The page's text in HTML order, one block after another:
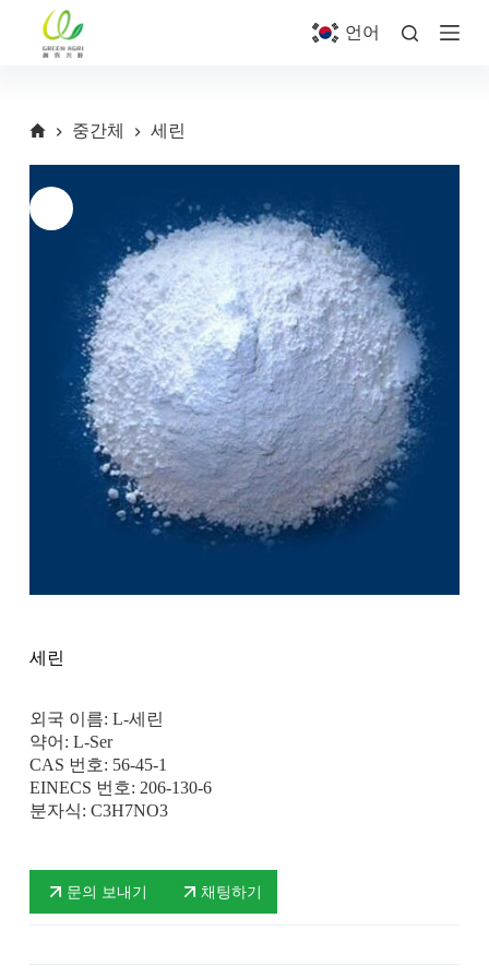
언어
중간체 세린
세린
외국 이름: L-세린
약어: L-Ser
CAS 번호: 56-45-1
EINECS 번호: 206-130-6
분자식: C3H7NO3
문의 보내기 채팅하기